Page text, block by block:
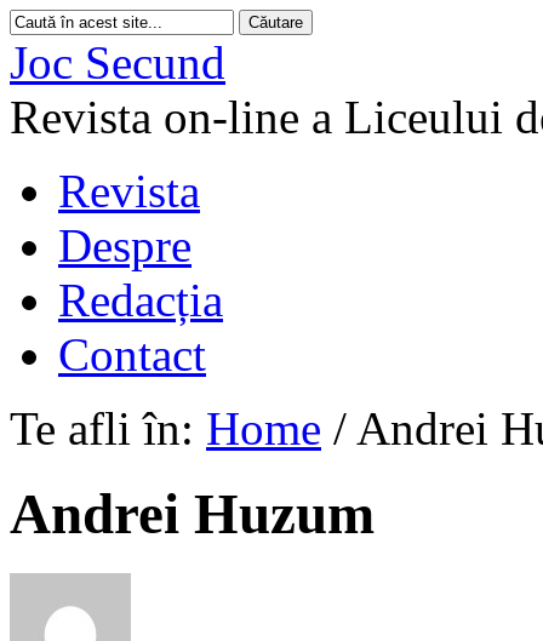
Joc Secund
Revista on-line a Liceului
Revista
Despre
Redacția
Contact
Te afli în: Home / Andrei
Andrei Huzum